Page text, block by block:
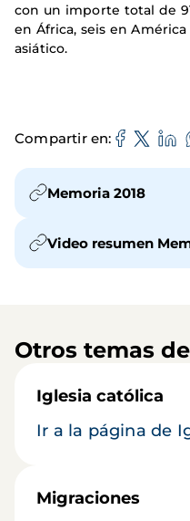
con un importe total de
en África, seis en
asiático.
Compartir en
Memoria 2018
Video resumen
Otros temas
Iglesia católica
Ir a la página de
Migraciones